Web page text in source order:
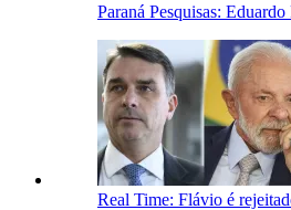
Paraná Pesquisas:
Real Time: Flávio é